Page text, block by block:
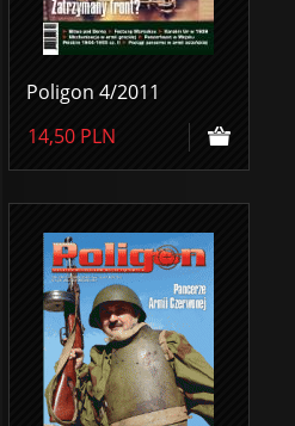
Poligon 4/2011
14,50 PLN